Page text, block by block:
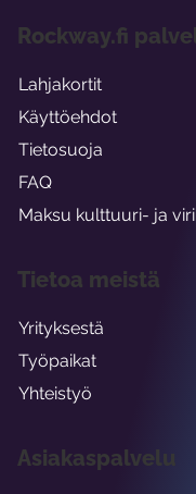
Asiakaspalvelu
Rockway.fi
Lahjakortit
Käyttöehdot
Tietosuoja
FAQ
Maksu kulttuuri- ja
Tietoa meistä
Yrityksestä
Työpaikat
Yhteistyö